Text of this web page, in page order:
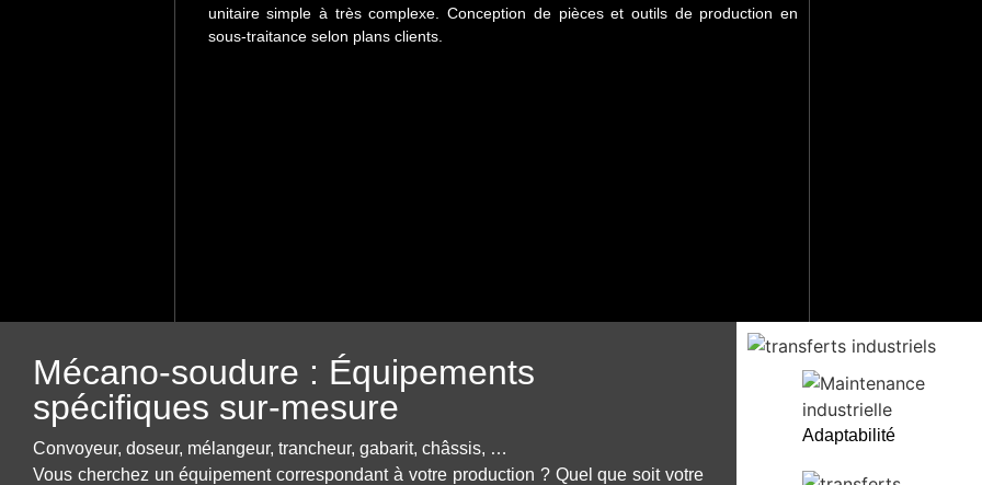
Activités
X
unitaire simple à très complexe. Conception de pièces et outils de production en
sous-traitance selon plans clients.
Mécano-soudure : Équipements
spécifiques sur-mesure
Convoyeur, doseur, mélangeur, trancheur, gabarit, châssis, …
Vous cherchez un équipement correspondant à votre production ? Quel que soit votre
Adaptabilité